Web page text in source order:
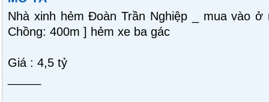
Nhà xinh hẻm Đoàn Trần Nghiệp _ mua vào
Chồng: 400m ] hẻm xe ba gác
Giá : 4,5 tỷ